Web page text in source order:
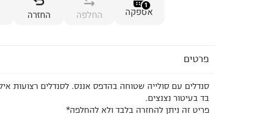
1
אספקה החלפה החזרה
פרטים
סנדלים עם סולייה שטוחה בהדפס אננס. לסנדלים רצועות
בד בעיטור נצנצים.
פריט זה ניתן להחזרה בלבד ולא להחלפה*